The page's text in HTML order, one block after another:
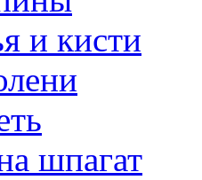
и кисти
шпагат